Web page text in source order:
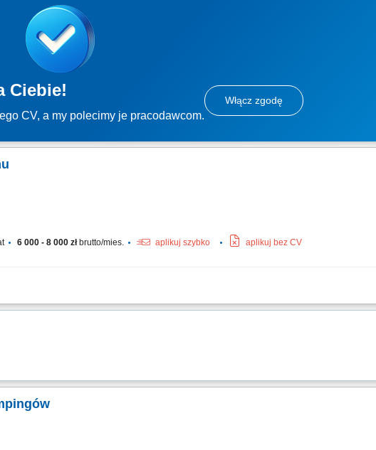
Ciebie!
CV, a my polecimy je pracodawcom.
Włącz zgodę
6 000 - 8 000 złbrutto/mies. aplikuj szybko aplikuj bez CV
zakładu; Diagnozowanie i usuwanie bieżących awarii elektrycznych i mechanicznych na